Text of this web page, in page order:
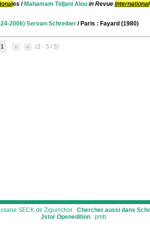
es / Mahamam Tidjani Alou in Revue international
2006) Servan-Schreiber/ Paris : Fayard (1980)
1 (1 - 5 / 5)
SECK de Ziguinchor Chercher aussi dans
Jstor Openedition pmb